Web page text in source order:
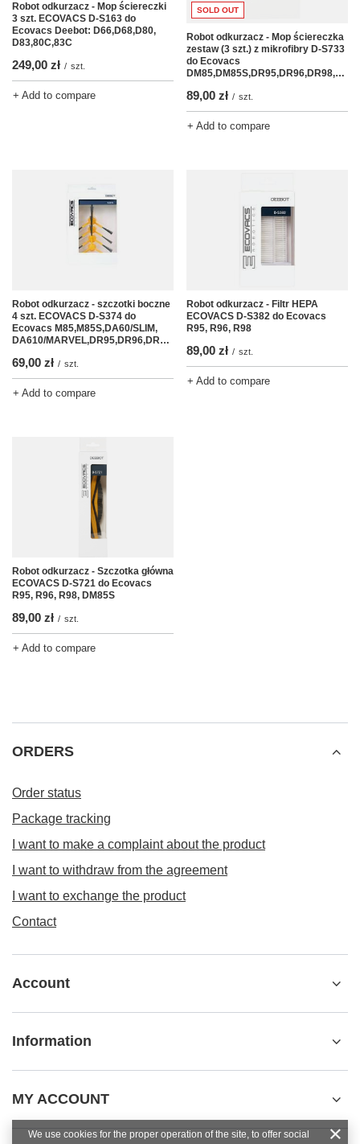
Robot odkurzacz - Mop ściereczki
3 szt. ECOVACS D-S163 do
Ecovacs Deebot: D66,D68,D80,
D83,80C,83C
249,00 zł / szt.
+ Add to compare
SOLD OUT
Robot odkurzacz - Mop ściereczka
zestaw (3 szt.) z mikrofibry D-S733
do Ecovacs
DM85,DM85S,DR95,DR96,DR98,DM88,DM81
89,00 zł / szt.
+ Add to compare
Robot odkurzacz - szczotki boczne
4 szt. ECOVACS D-S374 do
Ecovacs M85,M85S,DA60/SLIM,
DA610/MARVEL,DR95,DR96,DR98,DM81,DN78,DM88
69,00 zł / szt.
+ Add to compare
Robot odkurzacz - Filtr HEPA
ECOVACS D-S382 do Ecovacs
R95, R96, R98
89,00 zł / szt.
+ Add to compare
Robot odkurzacz - Szczotka główna
ECOVACS D-S721 do Ecovacs
R95, R96, R98, DM85S
89,00 zł / szt.
+ Add to compare
ORDERS
Order status
Package tracking
I want to make a complaint about the product
I want to withdraw from the agreement
I want to exchange the product
Contact
Account
Information
MY ACCOUNT
We use cookies for the proper operation of the site, to offer social